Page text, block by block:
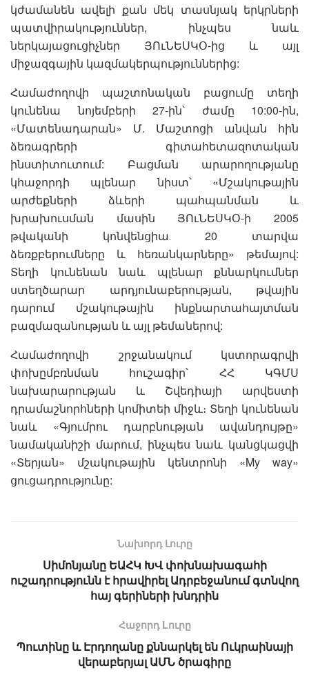
կժամանեն ավելի քան մեկ տասնյակ երկրների
պատվիրակություններ, ինչպես նաև
ներկայացուցիչներ ՅՈւՆԵՍԿՕ-ից և այլ
միջազգային կազմակերպություններից:
Համաժողովի պաշտոնական բացումը տեղի
կունենա նոյեմբերի 27-ին՝ ժամը 10:00-ին,
«Մատենադարան» Մ. Մաշտոցի անվան հին
ձեռագրերի գիտահետազոտական
ինստիտուտում: Բացման արարողությանը
կհաջորդի պլենար նիստ՝ «Մշակութային
արժեքների ձևերի պահպանման և
խրախուսման մասին ՅՈւՆԵՍԿՕ-ի 2005
թվականի կոնվենցիա․ 20 տարվա
ձեռքբերումները և հեռանկարները» թեմայով:
Տեղի կունենան նաև պլենար քննարկումներ
ստեղծարար արդյունաբերության, թվային
դարում մշակութային ինքնարտահայտման
բազմազանության և այլ թեմաներով:
Համաժողովի շրջանակում կստորագրվի
փոխըմբռնման հուշագիր՝ ՀՀ ԿԳՄՍ
նախարարության և Շվեդիայի արվեստի
դրամաշնորհների կոմիտեի միջև։ Տեղի կունենան
նաև «Գյումրու դարբնության ավանդույթը»
նամականիշի մարում, ինչպես նաև կանցկացվի
«Տերյան» մշակութային կենտրոնի «My way»
ցուցադրությունը:
Նախորդ Լուրը
Սիմոնյանը ԵԱՀԿ ԽՎ փոխնախագահի
ուշադրությունն է հրավիրել Ադրբեջանում գտնվող
հայ գերիների խնդրին
Հաջորդ Lուրը
Պուտինը և Էրդողանը քննարկել են Ուկրաինայի
վերաբերյալ ԱՄՆ ծրագիրը